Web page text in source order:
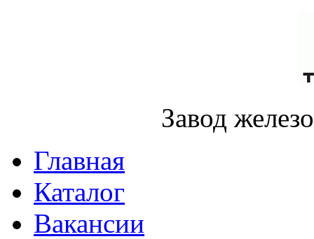
Завод
Главная
Каталог
Вакансии